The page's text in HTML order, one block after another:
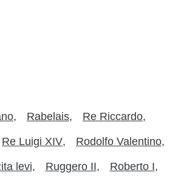
Rabelais Re Riccardo
Re Luigi XIV Rodolfo Valentino
levi Ruggero II Roberto I